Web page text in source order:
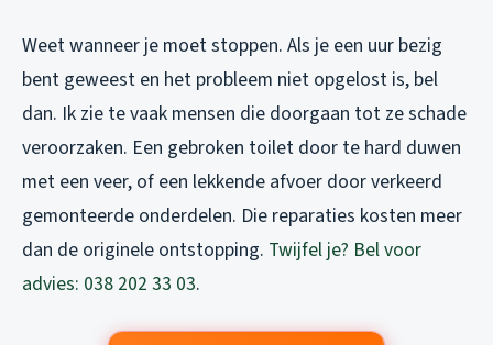
Weet wanneer je moet stoppen. Als je een uur bezig
bent geweest en het probleem niet opgelost is, bel
dan. Ik zie te vaak mensen die doorgaan tot ze schade
veroorzaken. Een gebroken toilet door te hard duwen
met een veer, of een lekkende afvoer door verkeerd
gemonteerde onderdelen. Die reparaties kosten meer
dan de originele ontstopping. Twijfel je? Bel voor
advies: 038 202 33 03.